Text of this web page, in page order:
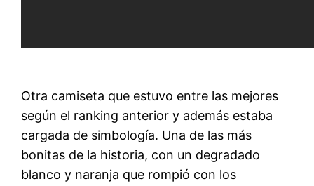
Otra camiseta que estuvo entre las mejores
según el ranking anterior y además estaba
cargada de simbología. Una de las más
bonitas de la historia, con un degradado
blanco y naranja que rompió con los